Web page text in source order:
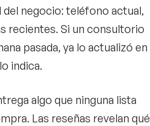
negocio: teléfono actual,
recientes. Si un consultorio
pasada, ya lo actualizó en
indica.
algo que ninguna lista
Las reseñas revelan qué